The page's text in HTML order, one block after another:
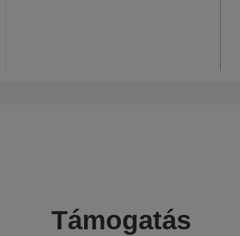
Támogatás